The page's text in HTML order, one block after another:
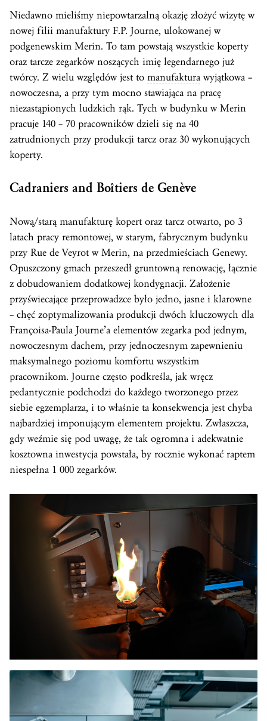
Niedawno mieliśmy niepowtarzalną okazję złożyć wizytę w
nowej filii manufaktury F.P. Journe, ulokowanej w
podgenewskim Merin. To tam powstają wszystkie koperty
oraz tarcze zegarków noszących imię legendarnego już
twórcy. Z wielu względów jest to manufaktura wyjątkowa –
nowoczesna, a przy tym mocno stawiająca na pracę
niezastąpionych ludzkich rąk. Tych w budynku w Merin
pracuje 140 – 70 pracowników dzieli się na 40
zatrudnionych przy produkcji tarcz oraz 30 wykonujących
koperty.
Cadraniers and Boîtiers de Genève
Nową/starą manufakturę kopert oraz tarcz otwarto, po 3
latach pracy remontowej, w starym, fabrycznym budynku
przy Rue de Veyrot w Merin, na przedmieściach Genewy.
Opuszczony gmach przeszedł gruntowną renowację, łącznie
z dobudowaniem dodatkowej kondygnacji. Założenie
przyświecające przeprowadzce było jedno, jasne i klarowne
– chęć zoptymalizowania produkcji dwóch kluczowych dla
Françoisa-Paula Journe’a elementów zegarka pod jednym,
nowoczesnym dachem, przy jednoczesnym zapewnieniu
maksymalnego poziomu komfortu wszystkim
pracownikom. Journe często podkreśla, jak wręcz
pedantycznie podchodzi do każdego tworzonego przez
siebie egzemplarza, i to właśnie ta konsekwencja jest chyba
najbardziej imponującym elementem projektu. Zwłaszcza,
gdy weźmie się pod uwagę, że tak ogromna i adekwatnie
kosztowna inwestycja powstała, by rocznie wykonać raptem
niespełna 1 000 zegarków.